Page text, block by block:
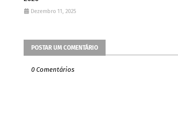
Dezembro 11, 2025
POSTAR UM COMENTÁRIO
0 Comentários